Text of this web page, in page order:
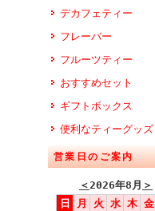
デカフェティー
フレーバー
フルーツティー
おすすめセット
ギフトボックス
便利なティーグッズ
営業日のご案内
＜2026年8月 ＞
日
月 火 水 木 金